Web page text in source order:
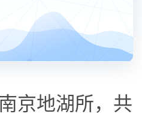
京地湖所，共